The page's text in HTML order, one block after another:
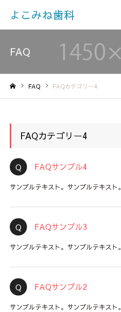
よこみね歯科
FAQ
FAQ FAQカテゴリー4
FAQカテゴリー4
FAQサンプル4
サンプルテキスト。サンプルテキスト。
FAQサンプル3
サンプルテキスト。サンプルテキスト。
FAQサンプル2
サンプルテキスト。サンプルテキスト。